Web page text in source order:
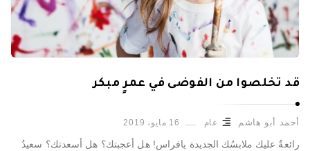
قد تخلصوا من الفوضى في عمرٍ مبكر
أحمد أبو هاشم عام 16 مايو، 2019
رائعةٌ عليك ملابسُك الجديدة يافراس! هل أعجبتك؟ هل أسعدتك؟ سعيدٌ